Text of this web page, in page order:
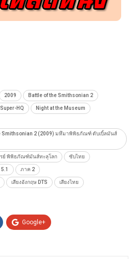
2009 Battle of the Smithsonian 2
HQ Night at the Museum
Smithsonian 2 (2009) มหึมาพิพิธภัณฑ์ ดับเบิ้ลมันส์
ย์ พิพิธภัณฑ์มันส์ทะลุโลก ซับไทย
ภาค 2
เสียงอังกฤษ DTS เสียงไทย
Google+